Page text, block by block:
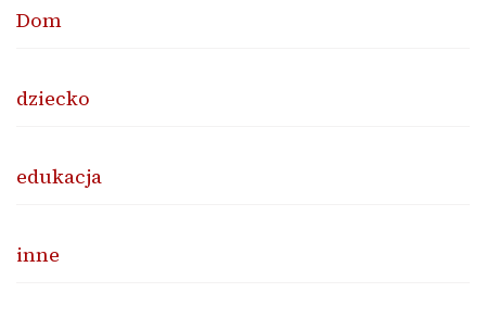
Dom
dziecko
edukacja
inne